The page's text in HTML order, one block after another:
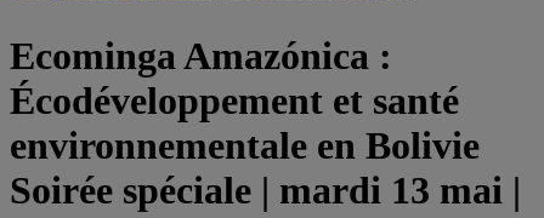
Ecominga Amazónica :
Écodéveloppement et santé
environnementale en Bolivie
Soirée spéciale | mardi 13 mai |